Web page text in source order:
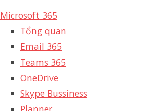
Microsoft 365
Tổng quan
Email 365
Teams 365
OneDrive
Skype Bussiness